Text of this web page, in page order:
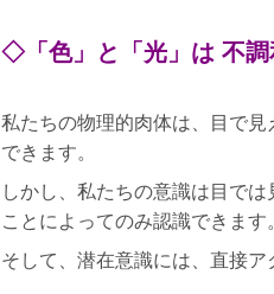
◇「色」と「光」は 不調
私たちの物理的肉体は、目で
できます。
しかし、私たちの意識は目では
ことによってのみ認識できます
そして、潜在意識には、直接ア